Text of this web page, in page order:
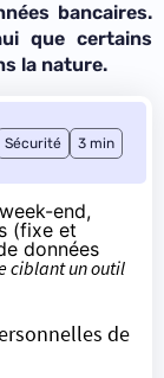
bancaires.
que certains
la nature.
Sécurité 3 min
end,
(fixe et
données
ciblant un outil
de